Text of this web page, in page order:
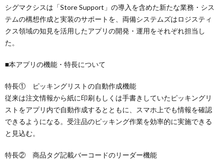
シグマクシスは「Store Support」の導入を含めた新たな業務・シス
テムの構想作成と実装のサポートを、両備システムズはロジスティ
クス領域の知見を活用したアプリの開発・運用をそれぞれ担当し
た。
■本アプリの機能・特長について
特長① ピッキングリストの自動作成機能
従来は注文情報から紙に印刷もしくは手書きしていたピッキングリ
ストをアプリ内で自動作成するとともに、スマホ上でも情報を確認
できるようになる。受注品のピッキング作業を効率的に実施できる
と見込む。
特長② 商品タグ記載バーコードのリーダー機能